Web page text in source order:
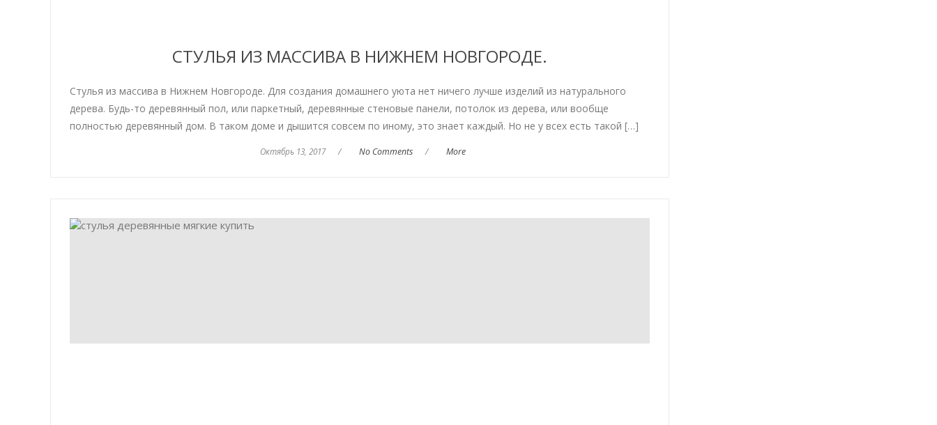
СТУЛЬЯ ИЗ МАССИВА В НИЖНЕМ НОВГОРОДЕ.
Стулья из массива в Нижнем Новгороде. Для создания домашнего уюта нет ничего лучше изделий из натурального
дерева. Будь-то деревянный пол, или паркетный, деревянные стеновые панели, потолок из дерева, или вообще
полностью деревянный дом. В таком доме и дышится совсем по иному, это знает каждый. Но не у всех есть такой […]
Октябрь 13, 2017 / No Comments / More